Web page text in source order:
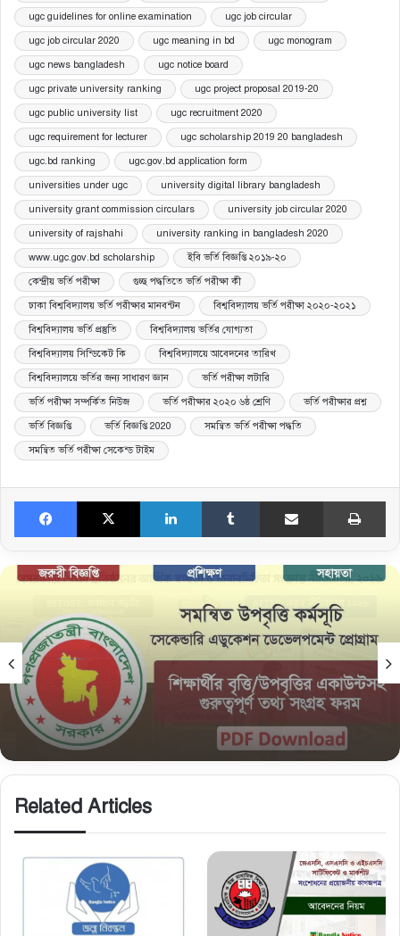
ugc guidelines for online examination ugc job circular
ugc job circular 2020 ugc meaning in bd ugc monogram
ugc news bangladesh ugc notice board
ugc private university ranking ugc project proposal 2019-20
ugc public university list ugc recruitment 2020
ugc requirement for lecturer ugc scholarship 2019 20 bangladesh
ugc.bd ranking ugc.gov.bd application form
universities under ugc university digital library bangladesh
university grant commission circulars university job circular 2020
university of rajshahi university ranking in bangladesh 2020
www.ugc.gov.bd scholarship ইবি ভর্তি বিজ্ঞপ্তি ২০১৯-২০
কেন্দ্রীয় ভর্তি পরীক্ষা গুচ্ছ পদ্ধতিতে ভর্তি পরীক্ষা কী
ঢাকা বিশ্ববিদ্যালয় ভর্তি পরীক্ষার মানবন্টন বিশ্ববিদ্যালয় ভর্তি পরীক্ষা ২০২০-২০২১
বিশ্ববিদ্যালয় ভর্তি প্রস্তুতি বিশ্ববিদ্যালয় ভর্তির যোগ্যতা
বিশ্ববিদ্যালয় সিন্ডিকেট কি বিশ্ববিদ্যালয়ে আবেদনের তারিখ
বিশ্ববিদ্যালয়ে ভর্তির জন্য সাধারণ জ্ঞান ভর্তি পরীক্ষা লটারি
ভর্তি পরীক্ষা সম্পর্কিত নিউজ ভর্তি পরীক্ষার ২০২০ ৬ষ্ঠ শ্রেণি ভর্তি পরীক্ষার প্রশ্ন
ভর্তি বিজ্ঞপ্তি ভর্তি বিজ্ঞপ্তি 2020 সমন্বিত ভর্তি পরীক্ষা পদ্ধতি
সমন্বিত ভর্তি পরীক্ষা সেকেন্ড টাইম
Facebook X LinkedIn Tumblr Share via Email
নিউজ
February 15, 2026
সমন্বিত উপবৃত্তি তথ্য ফরম: শিক্ষার্থীদের তথ্য এন্ট্রি ফরম
PDF ডাউনলোড
Related Articles